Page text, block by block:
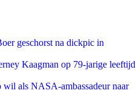
geschorst na dickpic in
Kaagman op 79-jarige leeftijd
als NASA-ambassadeur naar